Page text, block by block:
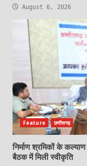
August 6, 2026
Feature छत्तीसगढ़
निर्माण श्रमिकों के
बैठक में मिली स्वीकृति